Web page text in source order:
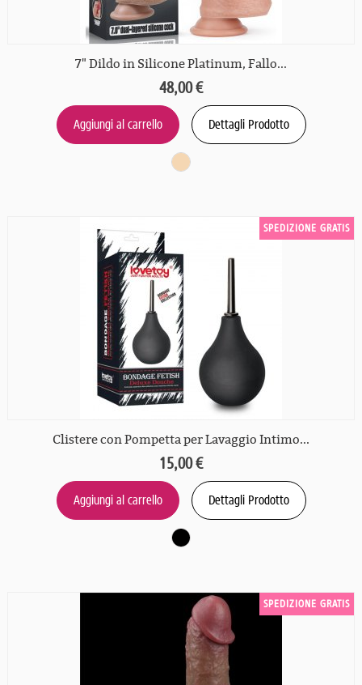
7" Dildo in Silicone Platinum, Fallo...
48,00 €
Aggiungi al carrello Dettagli Prodotto
SPEDIZIONE GRATIS
Clistere con Pompetta per Lavaggio Intimo...
15,00 €
Aggiungi al carrello Dettagli Prodotto
SPEDIZIONE GRATIS